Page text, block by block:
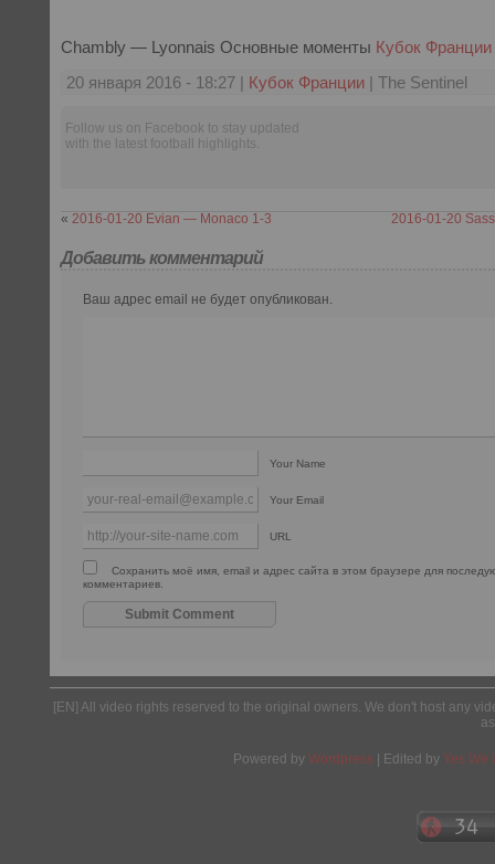
Chambly — Lyonnais Основные моменты Кубок Франции
20 января 2016 - 18:27 | Кубок Франции | The Sentinel
Follow us on Facebook to stay updated
with the latest football highlights.
« 2016-01-20 Evian — Monaco 1-3 2016-01-20
Добавить комментарий
Ваш адрес email не будет опубликован.
Your Name
Your Email
URL
Сохранить моё имя, email и адрес сайта в этом браузере для
комментариев.
[EN] All video rights reserved to the original owners. We don't host any
Powered by Wordpress | Edited by Yes We